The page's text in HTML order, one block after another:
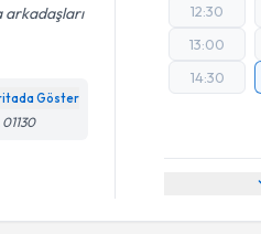
arkadaşları
Göster
12:30
13:00
14:30